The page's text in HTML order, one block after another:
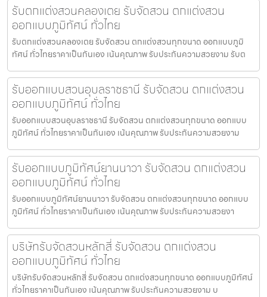
รับตกแต่งสวนคลองเตย รับจัดสวน ตกแต่งสวน
ออกแบบภูมิทัศน์ ทั่วไทย
รับตกแต่งสวนคลองเตย รับจัดสวน ตกแต่งสวนทุกขนาด ออกแบบภูมิ
ทัศน์ ทั่วไทยราคาเป็นกันเอง เน้นคุณภาพ รับประกันความสวยงาม รับต
รับออกแบบสวนอุบลราชธานี รับจัดสวน ตกแต่งสวน
ออกแบบภูมิทัศน์ ทั่วไทย
รับออกแบบสวนอุบลราชธานี รับจัดสวน ตกแต่งสวนทุกขนาด ออกแบบ
ภูมิทัศน์ ทั่วไทยราคาเป็นกันเอง เน้นคุณภาพ รับประกันความสวยงาม
รับออกแบบภูมิทัศน์ยานนาวา รับจัดสวน ตกแต่งสวน
ออกแบบภูมิทัศน์ ทั่วไทย
รับออกแบบภูมิทัศน์ยานนาวา รับจัดสวน ตกแต่งสวนทุกขนาด ออกแบบ
ภูมิทัศน์ ทั่วไทยราคาเป็นกันเอง เน้นคุณภาพ รับประกันความสวยงา
บริษัทรับจัดสวนหลักสี่ รับจัดสวน ตกแต่งสวน
ออกแบบภูมิทัศน์ ทั่วไทย
บริษัทรับจัดสวนหลักสี่ รับจัดสวน ตกแต่งสวนทุกขนาด ออกแบบภูมิทัศน์
ทั่วไทยราคาเป็นกันเอง เน้นคุณภาพ รับประกันความสวยงาม บ